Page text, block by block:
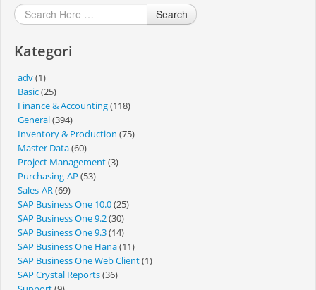
Search
Kategori
adv(1)
Basic(25)
Finance & Accounting(118)
General(394)
Inventory & Production (75)
Master Data(60)
Project Management(3)
Purchasing-AP (53)
Sales-AR(69)
SAP Business One 10.0(25)
SAP Business One 9.2(30)
SAP Business One 9.3(14)
SAP Business One Hana(11)
SAP Business One Web Client(1)
SAP Crystal Reports(36)